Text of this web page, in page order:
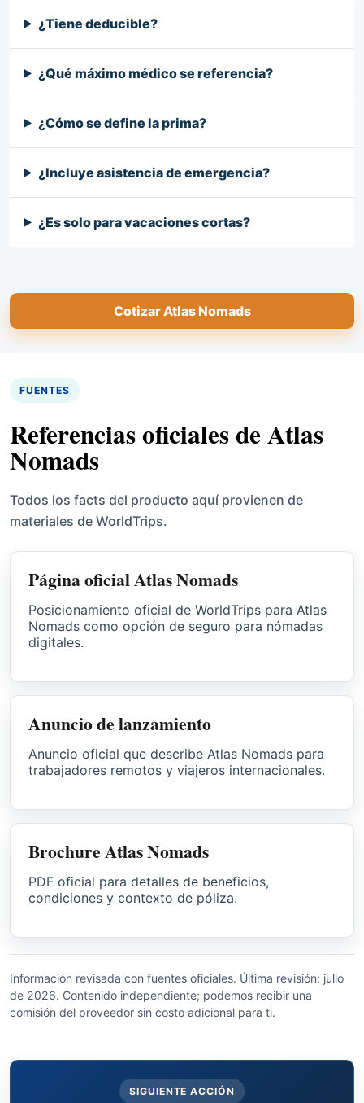
¿Tiene deducible?
¿Qué máximo médico se referencia?
¿Cómo se define la prima?
¿Incluye asistencia de emergencia?
¿Es solo para vacaciones cortas?
Cotizar Atlas Nomads
FUENTES
Referencias oficiales de Atlas
Nomads
Todos los facts del producto aquí provienen de
materiales de WorldTrips.
Página oficial Atlas Nomads
Posicionamiento oficial de WorldTrips para Atlas
Nomads como opción de seguro para nómadas
digitales.
Anuncio de lanzamiento
Anuncio oficial que describe Atlas Nomads para
trabajadores remotos y viajeros internacionales.
Brochure Atlas Nomads
PDF oficial para detalles de beneficios,
condiciones y contexto de póliza.
Información revisada con fuentes oficiales. Última revisión: julio
de 2026. Contenido independiente; podemos recibir una
comisión del proveedor sin costo adicional para ti.
SIGUIENTE ACCIÓN